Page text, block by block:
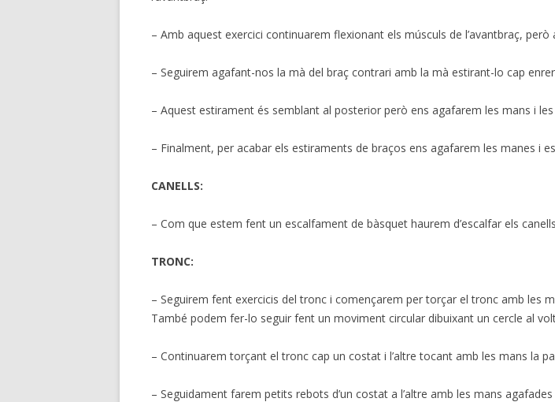
– Amb aquest exercici continuarem flexionant els músculs de l’avantbraç,
– Seguirem agafant-nos la mà del braç contrari amb la mà estirant-lo cap
– Aquest estirament és semblant al posterior però ens agafarem les mans i
– Finalment, per acabar els estiraments de braços ens agafarem les manes i
CANELLS:
– Com que estem fent un escalfament de bàsquet haurem d’escalfar els
TRONC:
– Seguirem fent exercicis del tronc i començarem per torçar el tronc amb les
També podem fer-lo seguir fent un moviment circular dibuixant un cercle al
– Continuarem torçant el tronc cap un costat i l’altre tocant amb les mans la
– Seguidament farem petits rebots d’un costat a l’altre amb les mans